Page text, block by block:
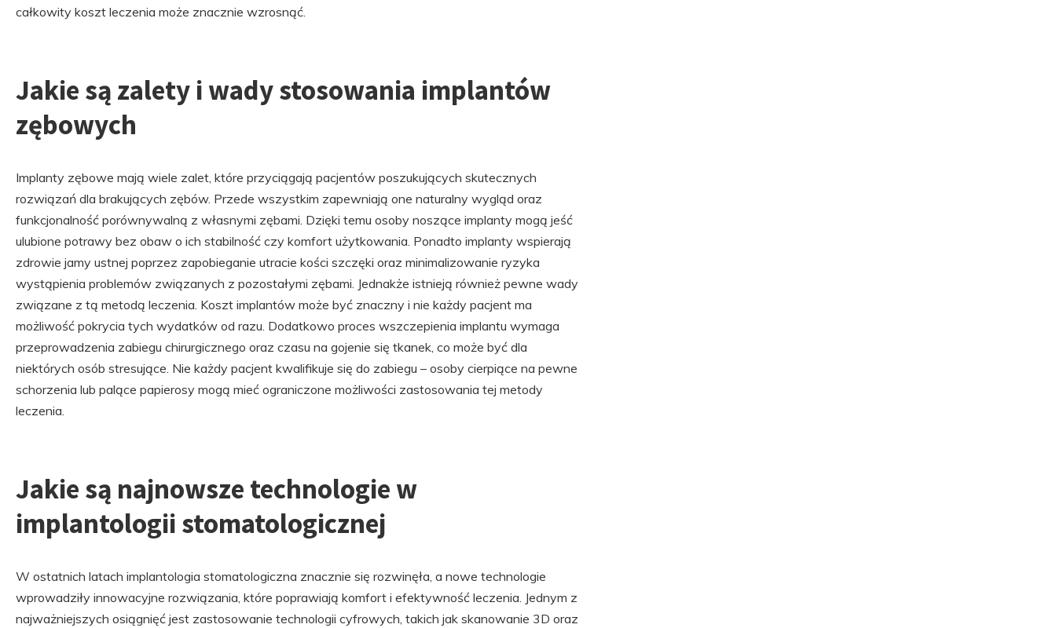
całkowity koszt leczenia może znacznie wzrosnąć.
Jakie są zalety i wady stosowania implantów
zębowych
Implanty zębowe mają wiele zalet, które przyciągają pacjentów poszukujących skutecznych
rozwiązań dla brakujących zębów. Przede wszystkim zapewniają one naturalny wygląd oraz
funkcjonalność porównywalną z własnymi zębami. Dzięki temu osoby noszące implanty mogą jeść
ulubione potrawy bez obaw o ich stabilność czy komfort użytkowania. Ponadto implanty wspierają
zdrowie jamy ustnej poprzez zapobieganie utracie kości szczęki oraz minimalizowanie ryzyka
wystąpienia problemów związanych z pozostałymi zębami. Jednakże istnieją również pewne wady
związane z tą metodą leczenia. Koszt implantów może być znaczny i nie każdy pacjent ma
możliwość pokrycia tych wydatków od razu. Dodatkowo proces wszczepienia implantu wymaga
przeprowadzenia zabiegu chirurgicznego oraz czasu na gojenie się tkanek, co może być dla
niektórych osób stresujące. Nie każdy pacjent kwalifikuje się do zabiegu – osoby cierpiące na pewne
schorzenia lub palące papierosy mogą mieć ograniczone możliwości zastosowania tej metody
leczenia.
Jakie są najnowsze technologie w
implantologii stomatologicznej
W ostatnich latach implantologia stomatologiczna znacznie się rozwinęła, a nowe technologie
wprowadziły innowacyjne rozwiązania, które poprawiają komfort i efektywność leczenia. Jednym z
najważniejszych osiągnięć jest zastosowanie technologii cyfrowych, takich jak skanowanie 3D oraz